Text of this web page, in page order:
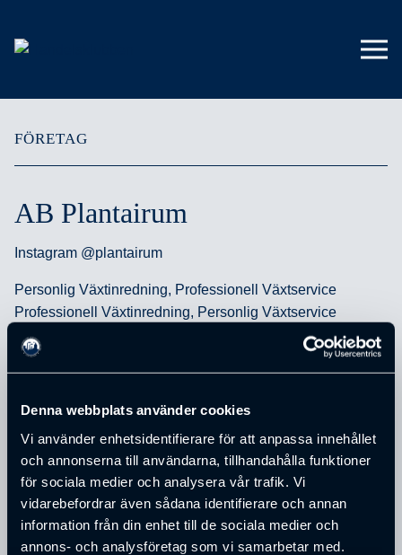
Denna webbplats använder cookies
Vi använder enhetsidentifierare för att anpassa innehållet
och annonserna till användarna, tillhandahålla funktioner
för sociala medier och analysera vår trafik. Vi
vidarebefordrar även sådana identifierare och annan
information från din enhet till de sociala medier och
annons- och analysföretag som vi samarbetar med.
FÖRETAG
AB Plantairum
Instagram @plantairum
Personlig Växtinredning, Professionell Växtservice
Professionell Växtinredning, Personlig Växtservice
Verkstadsgatan 10
POSTNUMMER
50462
STAD